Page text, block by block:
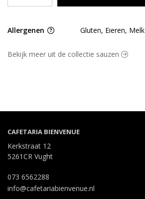
Allergenen Gluten, Eieren, Melk
Bekijk meer uit de collectie sauzen
CAFETARIA BIENVENUE
Kerkstraat 12
5261CR Vught
073 6562288
info@cafetariabienvenue.nl